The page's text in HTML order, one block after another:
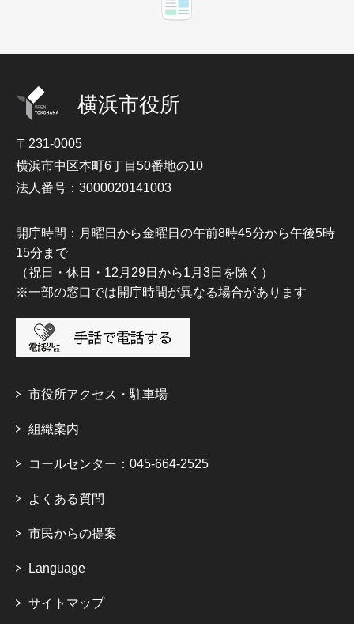
横浜市役所
〒231-0005
横浜市中区本町6丁目50番地の10
法人番号：3000020141003
開庁時間：月曜日から金曜日の午前8時45分から午後5時
15分まで
（祝日・休日・12月29日から1月3日を除く）
※一部の窓口では開庁時間が異なる場合があります
市役所アクセス・駐車場
組織案内
コールセンター：045-664-2525
よくある質問
市民からの提案
Language
サイトマップ